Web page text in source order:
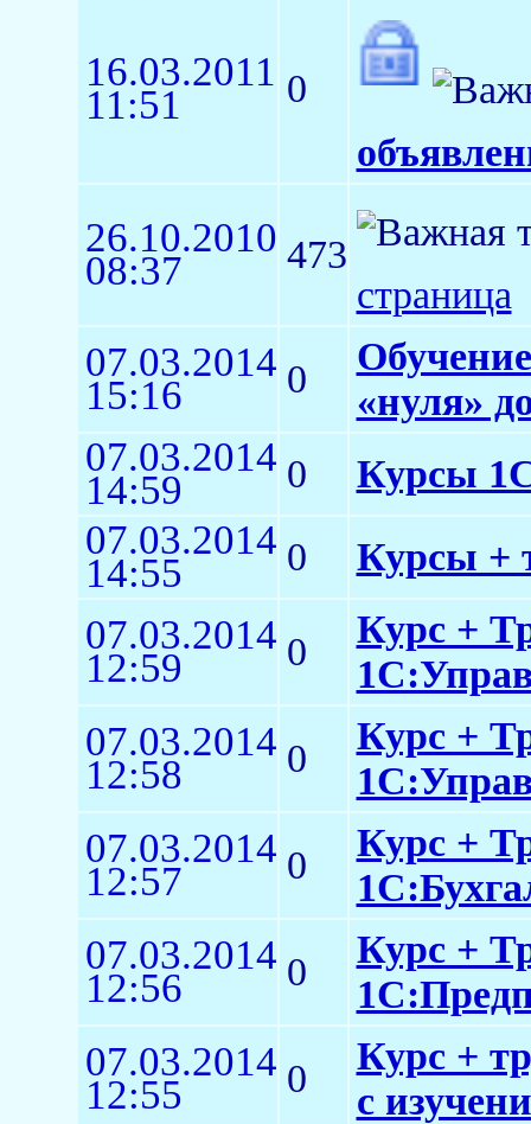
16.03.2011
11:51
0
26.10.2010
08:37
473
страница
07.03.2014
15:16 0
«нуля»
07.03.2014
14:59 0 Курсы
07.03.2014
14:55 0 Курсы +
07.03.2014
12:59 0
Курс +
07.03.2014
12:58 0
Курс +
07.03.2014
12:57 0
Курс +
07.03.2014
12:56 0
Курс +
07.03.2014
12:55 0
Курс +
с